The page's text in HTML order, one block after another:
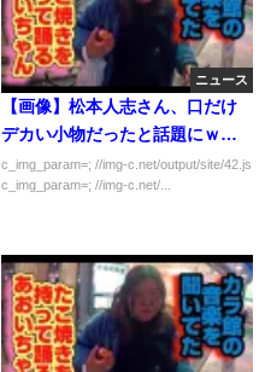
ニュース
【画像】松本人志さん、口だけ
デカい小物だったと話題にｗｗ
ｗｗｗ
c_img_param=; //img-c.net/output/site/42.js
c_img_param=; //img-c.net/...